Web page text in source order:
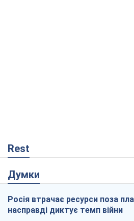
Rest
Думки
Росія втрачає ресурси поза
насправді диктує темп війни